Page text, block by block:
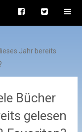
Jahr bereits
Bücher
gelesen